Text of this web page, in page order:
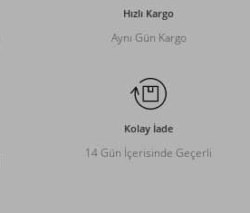
Hızlı Kargo
Aynı Gün Kargo
Kolay İade
14 Gün İçerisinde Geçerli